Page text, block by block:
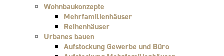
Wohnbaukonzepte
Mehrfamilienhäuser
Reihenhäuser
Urbanes bauen
Aufstockung Gewerbe und Büro